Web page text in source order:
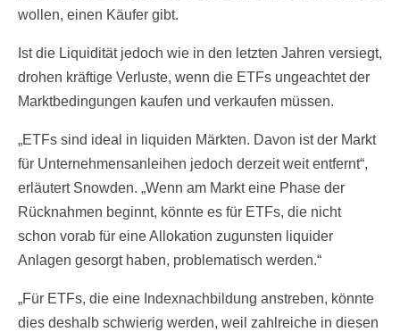
wollen, einen Käufer gibt.
Ist die Liquidität jedoch wie in den letzten Jahren versiegt,
drohen kräftige Verluste, wenn die ETFs ungeachtet der
Marktbedingungen kaufen und verkaufen müssen.
„ETFs sind ideal in liquiden Märkten. Davon ist der Markt
für Unternehmensanleihen jedoch derzeit weit entfernt“,
erläutert Snowden. „Wenn am Markt eine Phase der
Rücknahmen beginnt, könnte es für ETFs, die nicht
schon vorab für eine Allokation zugunsten liquider
Anlagen gesorgt haben, problematisch werden.“
„Für ETFs, die eine Indexnachbildung anstreben, könnte
dies deshalb schwierig werden, weil zahlreiche in diesen